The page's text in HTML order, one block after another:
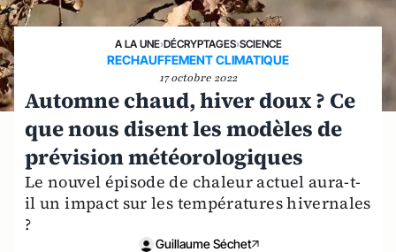
A LA UNE›DÉCRYPTAGES›SCIENCE
RECHAUFFEMENT CLIMATIQUE
17 octobre 2022
Automne chaud, hiver doux ? Ce
que nous disent les modèles de
prévision météorologiques
Le nouvel épisode de chaleur actuel aura-t-
il un impact sur les températures hivernales
?
Guillaume Séchet